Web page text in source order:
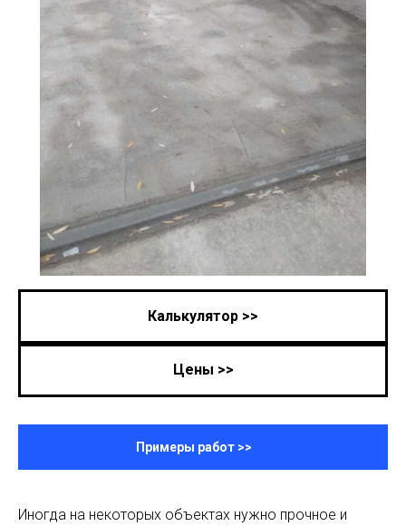
Калькулятор >>
Цены >>
Примеры работ >>
Иногда на некоторых объектах нужно прочное и